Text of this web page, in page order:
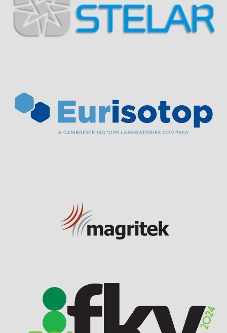
Visit Sponsor Page
Visit Sponsor Page
Visit Sponsor Page